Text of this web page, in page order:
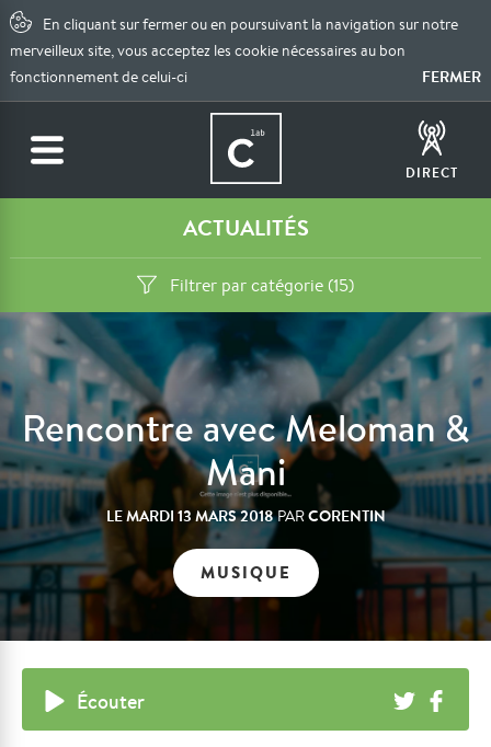
En cliquant sur fermer ou en poursuivant la navigation sur notre
merveilleux site, vous acceptez les cookie nécessaires au bon
fonctionnement de celui-ci
FERMER
DIRECT
ACTUALITÉS
Filtrer par catégorie (15)
Rencontre avec Meloman &
Mani
LEMARDI 13 MARS 2018PARCORENTIN
MUSIQUE
Écouter